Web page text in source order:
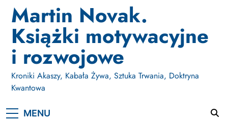
Dzień Osobliwości. Jak AI wymaże ludzkość w
ułamku sekundy
Jak Budować Myślokształty Powodzenia
Jak Projektować i Aktywować Myślokształty dla
Osiągania Celów w Codziennym Życiu
Martin Novak.
Książki motywacyjne
i rozwojowe
Kroniki Akaszy, Kabała Żywa, Sztuka Trwania, Doktryna
Kwantowa
MENU